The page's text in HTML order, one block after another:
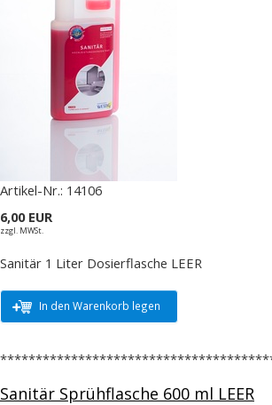
Artikel-Nr.: 14106
6,00 EUR
zzgl. MWSt.
Sanitär 1 Liter Dosierflasche LEER
In den Warenkorb legen
Sanitär Sprühflasche 600 ml LEER